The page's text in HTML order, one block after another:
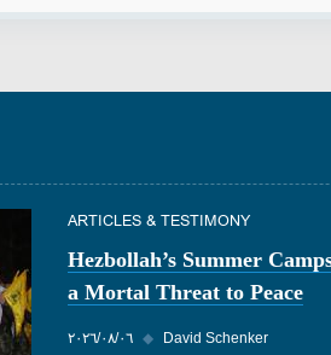
ARTICLES & TESTIMONY
Hezbollah’s Summer
a Mortal Threat to Peace
٠٦‏/٠٨‏/٢٠٢٦ ◆ David Schenker